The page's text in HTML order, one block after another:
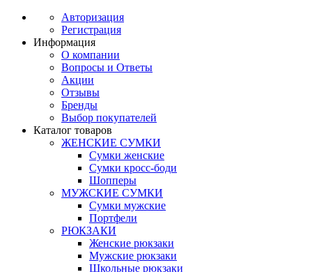
Авторизация
Регистрация
Информация
О компании
Вопросы и Ответы
Акции
Отзывы
Бренды
Выбор покупателей
Каталог товаров
ЖЕНСКИЕ СУМКИ
Сумки женские
Сумки кросс-боди
Шопперы
МУЖСКИЕ СУМКИ
Сумки мужские
Портфели
РЮКЗАКИ
Женские рюкзаки
Мужские рюкзаки
Школьные рюкзаки